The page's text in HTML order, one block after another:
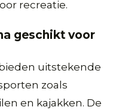
recreatie.
geschikt voor
uitstekende
zoals
en kajakken. De